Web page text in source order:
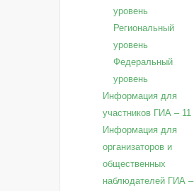
уровень
Региональный
уровень
Федеральный
уровень
Информация для
участников ГИА – 11
Информация для
организаторов и
общественных
наблюдателей ГИА –